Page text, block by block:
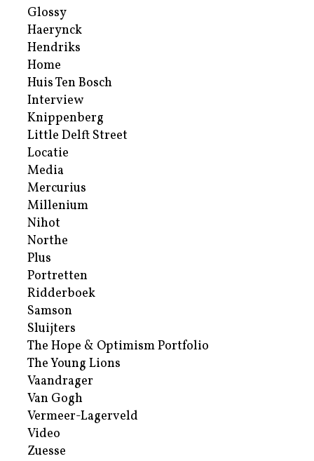
Glossy
Haerynck
Hendriks
Home
Huis Ten Bosch
Interview
Knippenberg
Little Delft Street
Locatie
Media
Mercurius
Millenium
Nihot
Northe
Plus
Portretten
Ridderboek
Samson
Sluijters
The Hope & Optimism Portfolio
The Young Lions
Vaandrager
Van Gogh
Vermeer-Lagerveld
Video
Zuesse